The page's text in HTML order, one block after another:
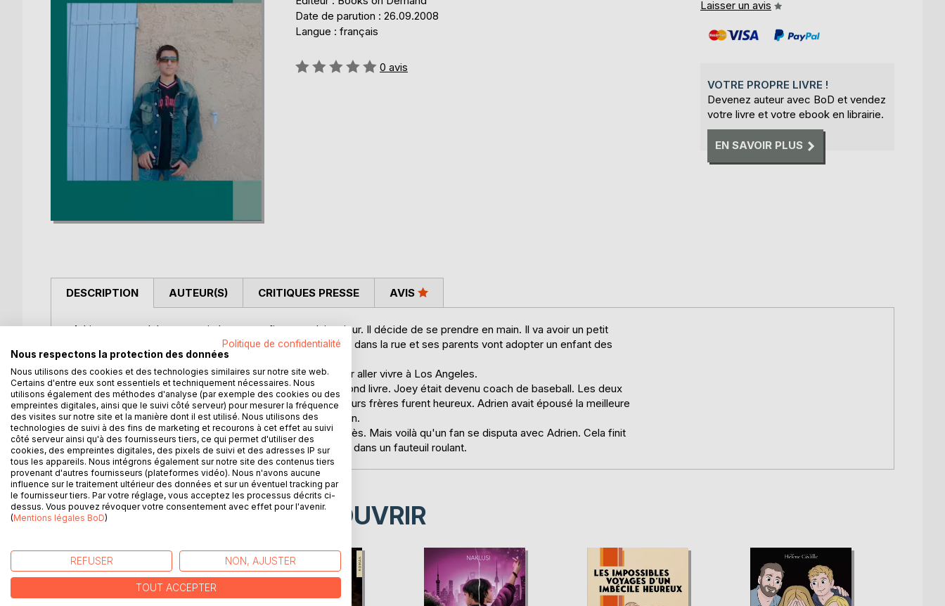
Date de parution : 26.09.2008
Langue : français
Évaluation:
0 avis
Laisser un avis
VOTRE PROPRE LIVRE !
Devenez auteur avec BoD et vendez
votre livre et votre ebook en librairie.
EN SAVOIR PLUS
DESCRIPTION
Adrien est un adolescent qui n'a pas confiance en lui un jour. Il décide de se prendre en main. Il va avoir un petit
frère appelé Amine. Ensuite il va rencontrer un adolescent dans la rue et ses parents vont adopter un enfant des
rues appelé Joey.
4 ans plus tard Adrien et Joey avaient quitté Marseille pour aller vivre à Los Angeles.
Adrien avait écrit un livre. Sa rédactrice attendait son second livre. Joey était devenu coach de baseball. Les deux
jeunes hommes rentrèrent à Marseille. Leurs parents et leurs frères furent heureux. Adrien avait épousé la meilleure
amie de Joey. Ils avaient un garçon de 6 ans appelé Jordan.
Les garçons allèrent à une soirée pour inaugurer leur succès. Mais voilà qu'un fan se disputa avec Adrien. Cela finit
en bagarre et Adrien passa par la vitre. Il devint handicapé dans un fauteuil roulant.
AUTEUR(S) CRITIQUES PRESSE AVIS
D’AUTRES TITRES À DÉCOUVRIR
Politique de confidentialité
Nous respectons la protection des données
Nous utilisons des cookies et des technologies similaires sur notre site web.
Certains d'entre eux sont essentiels et techniquement nécessaires. Nous
utilisons également des méthodes d'analyse (par exemple des cookies ou des
empreintes digitales, ainsi que le suivi côté serveur) pour mesurer la fréquence
des visites sur notre site et la manière dont il est utilisé. Nous utilisons des
technologies de suivi à des fins de marketing et recourons à cet effet au suivi
côté serveur ainsi qu'à des fournisseurs tiers, ce qui permet d'utiliser des
cookies, des empreintes digitales, des pixels de suivi et des adresses IP sur
tous les appareils. Nous intégrons également sur notre site des contenus tiers
provenant d'autres fournisseurs (plateformes vidéo). Nous n'avons aucune
influence sur le traitement ultérieur des données et sur un éventuel tracking par
le fournisseur tiers. Par votre réglage, vous acceptez les processus décrits ci-
dessus. Vous pouvez révoquer votre consentement avec effet pour l'avenir.
(Mentions légales BoD)
REFUSER NON, AJUSTER
TOUT ACCEPTER